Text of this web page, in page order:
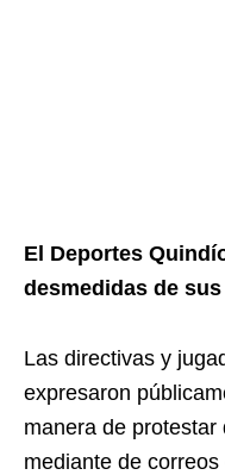
El Deportes
desmedidas de
Las directivas y
expresaron
manera de
mediante de